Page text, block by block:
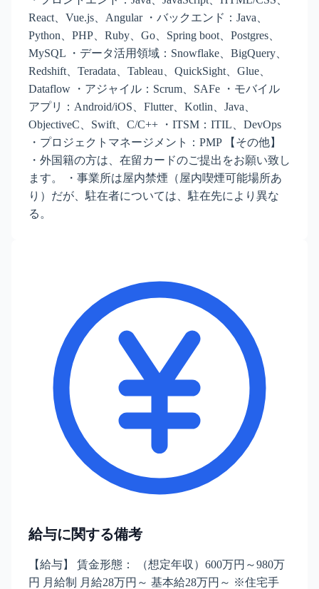
React、Vue.js、Angular ・バックエンド：Java、
Python、PHP、Ruby、Go、Spring boot、Postgres、
MySQL ・データ活用領域：Snowflake、BigQuery、
Redshift、Teradata、Tableau、QuickSight、Glue、
Dataflow ・アジャイル：Scrum、SAFe ・モバイル
アプリ：Android/iOS、Flutter、Kotlin、Java、
ObjectiveC、Swift、C/C++ ・ITSM：ITIL、DevOps
・プロジェクトマネージメント：PMP 【その他】
・外国籍の方は、在留カードのご提出をお願い致し
ます。 ・事業所は屋内禁煙（屋内喫煙可能場所あ
り）だが、駐在者については、駐在先により異な
る。
給与に関する備考
【給与】 賃金形態： （想定年収）600万円～980万
円 月給制 月給28万円～ 基本給28万円～ ※住宅手